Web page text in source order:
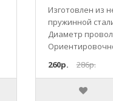
Изготовлен из
пружинной
Диаметр
260р.
286р.